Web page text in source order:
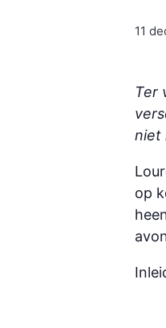
11
Ter
niet
op